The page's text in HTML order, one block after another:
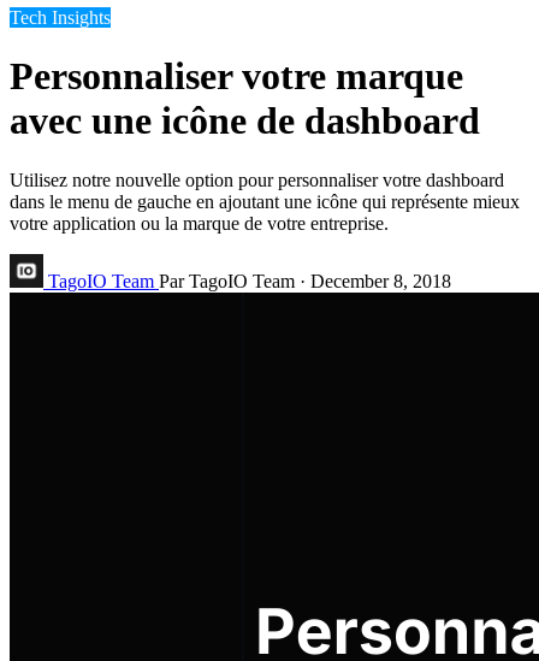
Tech Insights
Personnaliser votre marque
avec une icône de dashboard
Utilisez notre nouvelle option pour personnaliser votre dashboard
dans le menu de gauche en ajoutant une icône qui représente mieux
votre application ou la marque de votre entreprise.
TagoIO Team Par TagoIO Team · December 8, 2018